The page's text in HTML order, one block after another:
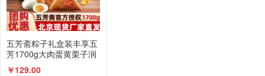
五芳斋粽子礼盒装丰享五
芳1700g大肉蛋黄栗子润
香蜜枣咸鸭蛋组合
￥129.00